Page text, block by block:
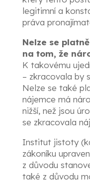
legitimní a
práva
Nelze se
na tom, že
K takovému
– zkracovala by
Nelze se také
nájemce má
nižší, než jsou
se zkracovala
Institut jistoty
zákoníku
z důvodu
také z důvodu